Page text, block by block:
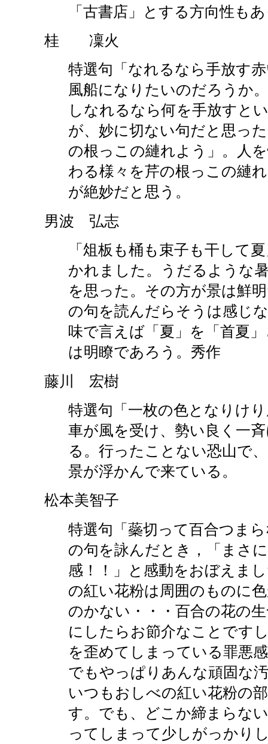
「古書店」とする方向性も
桂 凜火
特選句「なれるなら手放す
風船になりたいのだろうか
しなれるなら何を手放すと
が、妙に切ない句だと思っ
の根っこの縺れよう」。人
わる様々を芹の根っこの縺
が絶妙だと思う。
男波 弘志
「俎板も桶も束子も干して
かれました。うだるような
を思った。その方が景は鮮
の句を読んだらそうは感じ
味で言えば「夏」を「首夏
は明瞭であろう。秀作
藤川 宏樹
特選句「一枚の色となりけ
車が風を受け、勢い良く一
る。行ったことない恐山で
景が浮かんで来ている。
松本美智子
特選句「蘂切って百合つま
の句を詠んだとき，「まさ
感！！」と感動をおぼえま
の紅い花粉は周囲のものに
のかない・・・百合の花の
にしたらお節介なことです
を歪めてしまっている罪悪
でもやっぱりあんな頑固な
いつもおしべの紅い花粉の
す。でも、どこか締まらな
ってしまって少しがっかり